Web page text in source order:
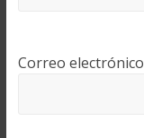
Correo electrónico